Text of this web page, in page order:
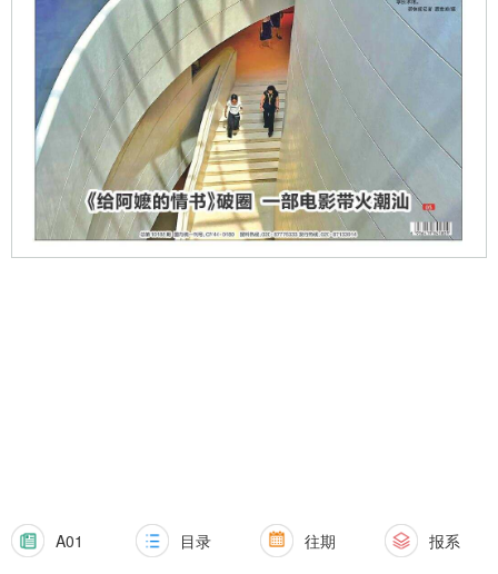
A01 目录 往期 报系